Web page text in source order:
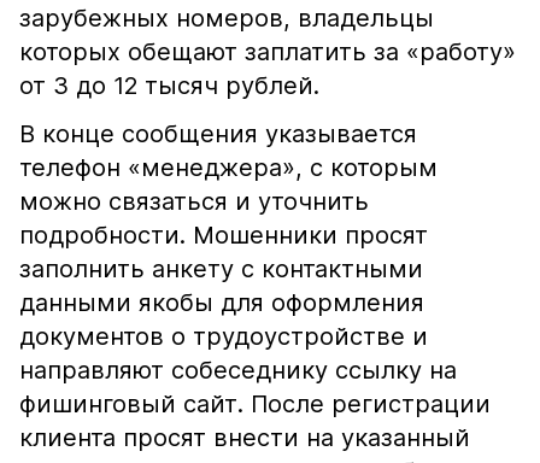
зарубежных номеров, владельцы
которых обещают заплатить за «работу»
от 3 до 12 тысяч рублей.
В конце сообщения указывается
телефон «менеджера», с которым
можно связаться и уточнить
подробности. Мошенники просят
заполнить анкету с контактными
данными якобы для оформления
документов о трудоустройстве и
направляют собеседнику ссылку на
фишинговый сайт. После регистрации
клиента просят внести на указанный